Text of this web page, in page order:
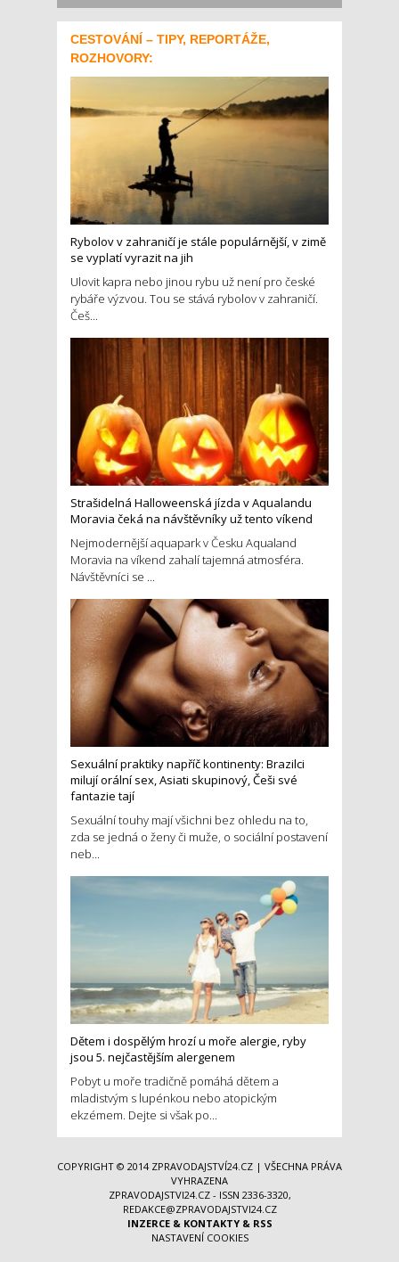
CESTOVÁNÍ – TIPY, REPORTÁŽE,
ROZHOVORY:
Rybolov v zahraničí je stále populárnější, v zimě
se vyplatí vyrazit na jih
Ulovit kapra nebo jinou rybu už není pro české
rybáře výzvou. Tou se stává rybolov v zahraničí.
Češ...
Strašidelná Halloweenská jízda v Aqualandu
Moravia čeká na návštěvníky už tento víkend
Nejmodernější aquapark v Česku Aqualand
Moravia na víkend zahalí tajemná atmosféra.
Návštěvníci se ...
Sexuální praktiky napříč kontinenty: Brazilci
milují orální sex, Asiati skupinový, Češi své
fantazie tají
Sexuální touhy mají všichni bez ohledu na to,
zda se jedná o ženy či muže, o sociální postavení
neb...
Dětem i dospělým hrozí u moře alergie, ryby
jsou 5. nejčastějším alergenem
Pobyt u moře tradičně pomáhá dětem a
mladistvým s lupénkou nebo atopickým
ekzémem. Dejte si však po...
COPYRIGHT © 2014 ZPRAVODAJSTVÍ24.CZ | VŠECHNA PRÁVA
VYHRAZENA
ZPRAVODAJSTVI24.CZ - ISSN 2336-3320,
REDAKCE@ZPRAVODAJSTVI24.CZ
INZERCE& KONTAKTY& RSS
NASTAVENÍ COOKIES